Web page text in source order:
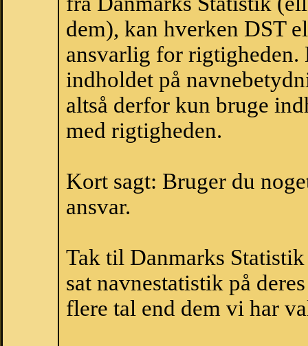
dem), kan hverken DST
ansvarlig for
indholdet på
altså derfor kun bruge
med rigtigheden.
Kort sagt: Bruger du
ansvar.
Tak til Danmarks
sat navnestatistik på
flere tal end dem vi har